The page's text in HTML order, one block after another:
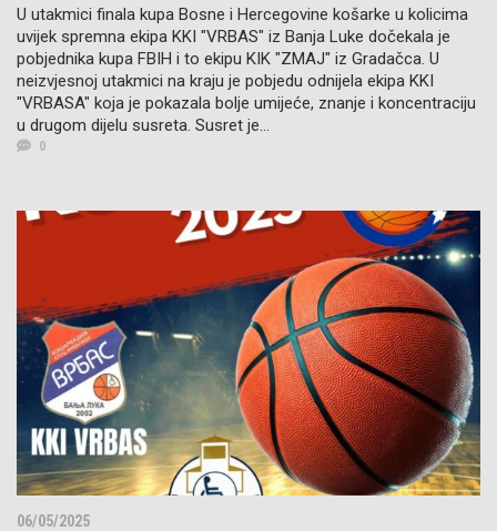
U utakmici finala kupa Bosne i Hercegovine košarke u kolicima
uvijek spremna ekipa KKI "VRBAS" iz Banja Luke dočekala je
pobjednika kupa FBIH i to ekipu KIK "ZMAJ" iz Gradačca. U
neizvjesnoj utakmici na kraju je pobjedu odnijela ekipa KKI
"VRBASA" koja je pokazala bolje umijeće, znanje i koncentraciju
u drugom dijelu susreta. Susret je...
0
06/05/2025